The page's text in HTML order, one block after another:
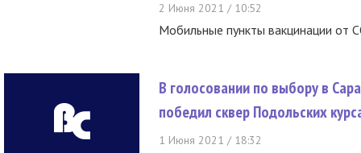
2 Июня 2021 / 10:52
Мобильные пункты вакцинации от
В голосовании по выбору в
победил сквер Подольских
1 Июня 2021 / 18:32